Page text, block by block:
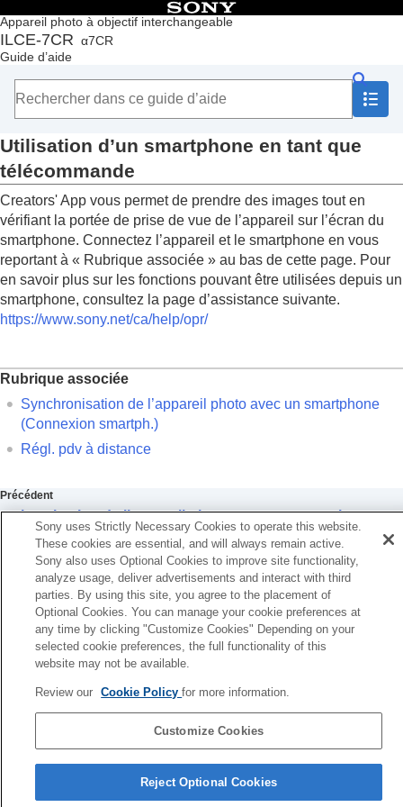
Appareil photo à objectif interchangeable
ILCE-7CR α7CR
Guide d’aide
Table des matières
Accueil
Vérification de l'appareil et des éléments fournis
Fonctions de base
Préparation de l’appareil/Opérations de prise de vue de
base
Recherche de fonctions dans le MENU
Utilisation des fonctions de prise de vue
Personnalisation de l’appareil photo
Visualisation
Changement des réglages de l’appareil
Fonctions disponibles avec un smartphone
Fonctions disponibles avec un smartphone
Synchronisation de l’appareil photo avec un
Utilisation d’un smartphone en tant que
télécommande
Utilisation d’un smartphone en tant que
Connexion pendant que l’appareil est hors
tension.
Lecture des informations sur l’emplacement d’un
smartphone
Utilisation d’un ordinateur
Utilisation du service de cloud
Si vous avez des problèmes
Utilisation d’un smartphone en tant que
télécommande
Creators' App vous permet de prendre des images tout en
vérifiant la portée de prise de vue de l’appareil sur l’écran du
smartphone. Connectez l’appareil et le smartphone en vous
reportant à « Rubrique associée » au bas de cette page. Pour
en savoir plus sur les fonctions pouvant être utilisées depuis un
smartphone, consultez la page d’assistance suivante.
https://www.sony.net/ca/help/opr/
Rubrique associée
Synchronisation de l’appareil photo avec un smartphone
(Connexion smartph.)
Régl. pdv à distance
Précédent
de l’appareil photo avec un smartphone
smartph.)
Suivant
Régl. pdv à
TP1001417065
Pour plus d’informations sur la conformité aux lois sur l’accessibilité du
Accessibilité en France : conformité partielle
Page de sélection de la langue
5-054-923-25(3)
Sony uses Strictly Necessary Cookies to operate this website.
These cookies are essential, and will always remain active.
Sony also uses Optional Cookies to improve site functionality,
analyze usage, deliver advertisements and interact with third
parties. By using this site, you agree to the placement of
Optional Cookies. You can manage your cookie preferences at
any time by clicking "Customize Cookies" Depending on your
selected cookie preferences, the full functionality of this
website may not be available.
Review our Cookie Policyfor more information.
Customize Cookies
Reject Optional Cookies